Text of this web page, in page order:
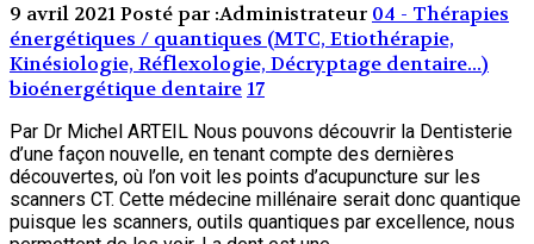
9 avril 2021Posté par :Administrateur 04 - Thérapies
énergétiques / quantiques (MTC, Etiothérapie,
Kinésiologie, Réflexologie, Décryptage dentaire...)
bioénergétique dentaire 17
Par Dr Michel ARTEIL Nous pouvons découvrir la Dentisterie
d’une façon nouvelle, en tenant compte des dernières
découvertes, où l’on voit les points d’acupuncture sur les
scanners CT. Cette médecine millénaire serait donc quantique
puisque les scanners, outils quantiques par excellence, nous